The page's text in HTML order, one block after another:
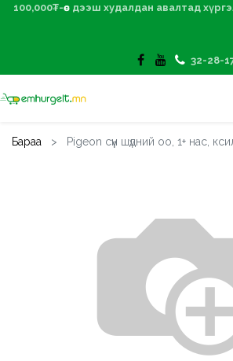
100,000₮-өөс дээш худалдан авалтад
32-28-
Бараа Pigeon сүүн шүдний оо, 1+ нас,